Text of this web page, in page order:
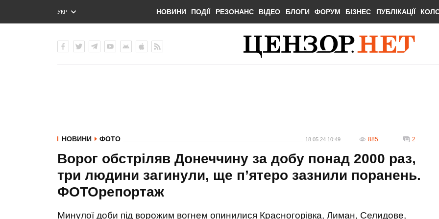
УКР
ENG
НОВИНИ ПОДІЇ РЕЗОНАНС ВІДЕО БЛОГИ ФОРУМ БІЗНЕС ПУБЛІКАЦІЇ
НОВИНИ ФОТО 18.05.24 10:49 885 2
Ворог обстріляв Донеччину за добу понад 2000 раз,
три людини загинули, ще п’ятеро зазнили поранень.
ФОТОрепортаж
Минулої доби під ворожим вогнем опинилися Красногорівка, Лиман, Селидове,